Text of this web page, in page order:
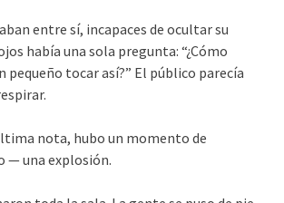
entre sí, incapaces de ocultar su
había una sola pregunta: “¿Cómo
pequeño tocar así?” El público parecía
nota, hubo un momento de
— una explosión.